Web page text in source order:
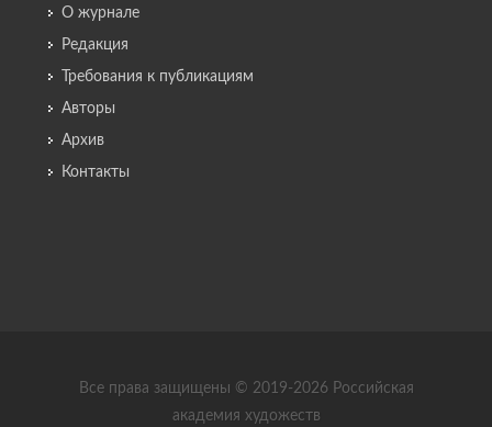
О журнале
Редакция
Требования к публикациям
Авторы
Архив
Контакты
Все права защищены © 2019-2026 Российская
академия художеств